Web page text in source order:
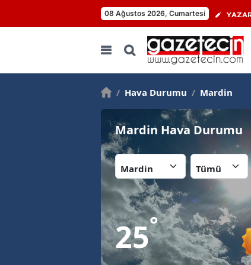
08 Ağustos 2026, Cumartesi
/ Hava Durumu / Mardin
Mardin Hava Durumu
25°